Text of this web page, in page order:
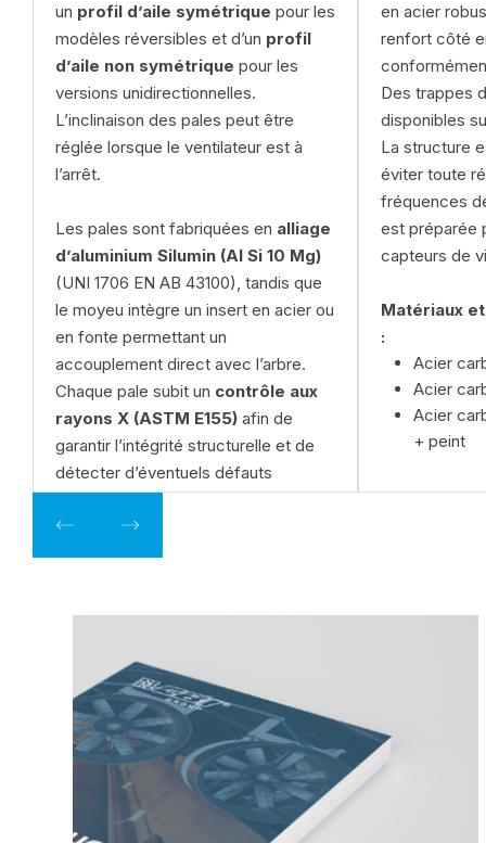
un profil d’aile symétrique pour les
modèles réversibles et d’un profil
d’aile non symétrique pour les
versions unidirectionnelles.
L’inclinaison des pales peut être
réglée lorsque le ventilateur est à
l’arrêt.
Les pales sont fabriquées en alliage
d’aluminium Silumin (Al Si 10 Mg)
(UNI 1706 EN AB 43100), tandis que
le moyeu intègre un insert en acier ou
en fonte permettant un
accouplement direct avec l’arbre.
Chaque pale subit un contrôle aux
rayons X (ASTM E155) afin de
garantir l’intégrité structurelle et de
détecter d’éventuels défauts
en acier
renfort côté
Des trappes
disponibles
La structure
éviter toute
fréquences
est préparée
capteurs de
Matériaux
:
Acier
Acier
Acier
+ peint